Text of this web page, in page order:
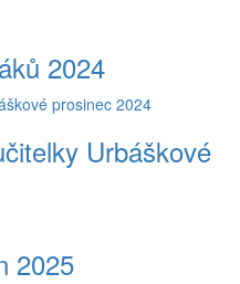
2024
Urbáškové
2025